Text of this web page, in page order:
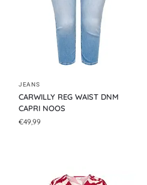
JEANS
CARWILLY REG WAIST DNM
CAPRI NOOS
€49,99